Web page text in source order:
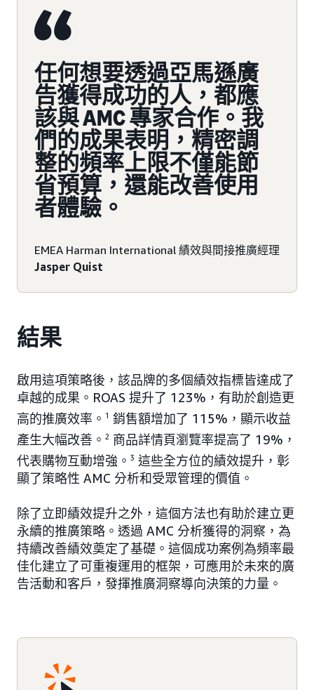
任何想要透過亞馬遜廣
告獲得成功的人，都應
該與 AMC 專家合作。我
們的成果表明，精密調
整的頻率上限不僅能節
省預算，還能改善使用
者體驗。
EMEA Harman International 績效與間接推廣經理
Jasper Quist
結果
啟用這項策略後，該品牌的多個績效指標皆達成了
卓越的成果。ROAS 提升了 123%，有助於創造更
高的推廣效率。 1 銷售額增加了 115%，顯示收益
產生大幅改善。 2 商品詳情頁瀏覽率提高了 19%，
代表購物互動增強。 3 這些全方位的績效提升，彰
顯了策略性 AMC 分析和受眾管理的價值。
除了立即績效提升之外，這個方法也有助於建立更
永續的推廣策略。透過 AMC 分析獲得的洞察，為
持續改善績效奠定了基礎。這個成功案例為頻率最
佳化建立了可重複運用的框架，可應用於未來的廣
告活動和客戶，發揮推廣洞察導向決策的力量。